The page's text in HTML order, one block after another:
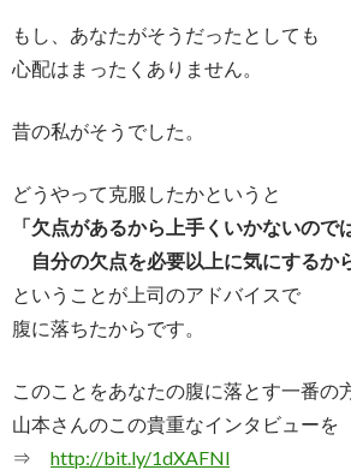
もし、あなたがそうだったとしても
心配はまったくありません。
昔の私がそうでした。
どうやって克服したかというと
「欠点があるから上手くいかないので
自分の欠点を必要以上に気にするか
ということが上司のアドバイスで
腹に落ちたからです。
このことをあなたの腹に落とす一番の
山本さんのこの貴重なインタビューを
⇒ http://bit.ly/1dXAFNl